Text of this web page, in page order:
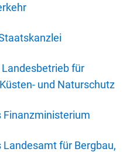
für
und Naturschutz
Finanzministerium
für Bergbau,